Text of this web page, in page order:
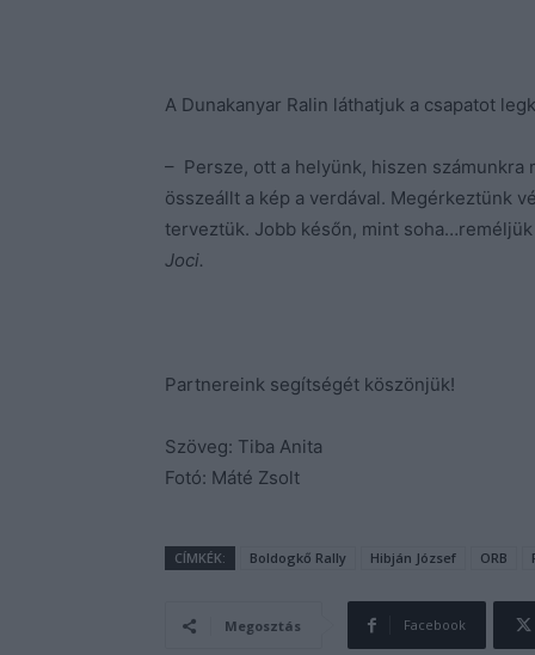
A Dunakanyar Ralin láthatjuk a csapatot
– Persze, ott a helyünk, hiszen számunkra
összeállt a kép a verdával. Megérkeztünk
terveztük. Jobb későn, mint
Joci.
Partnereink segítségét köszönjük!
Szöveg: Tiba Anita
Fotó: Máté Zsolt
CÍMKÉK: Boldogkő Rally Hibján József ORB
Megosztás Facebook